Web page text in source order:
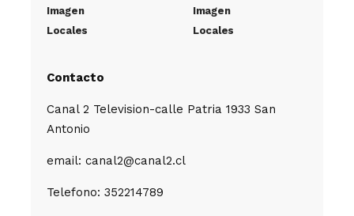
Imagen
Locales
Imagen
Locales
Contacto
Canal 2 Television-calle Patria 1933 San
Antonio
email: canal2@canal2.cl
Telefono: 352214789